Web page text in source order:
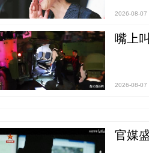
2026-08-07
嘴上
2026-08-07
官媒